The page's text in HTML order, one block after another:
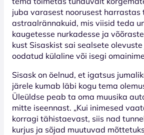
juba varasest noorusest harrastas
astraalrännakuid, mis viisid teda
kaugetesse nurkadesse ja
kust Sisaskist sai sealsete
oodatud külaline või isegi
Sisask on öelnud, et igatsus
järele kumab läbi kogu tema
Üleüldse peab ta oma muusika
mitte iseennast. „Kui inimesed
korragi tähistaevast, siis nad
kurjus ja sõjad muutuvad